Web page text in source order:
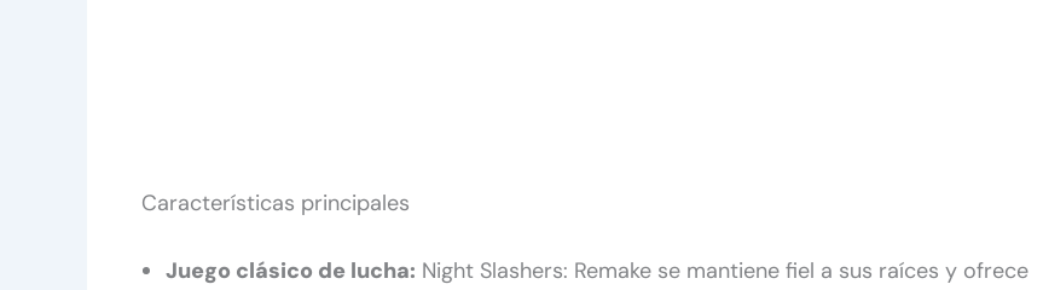
Características principales
Juego clásico de lucha: Night Slashers: Remake se mantiene fiel a sus raíces y ofrece